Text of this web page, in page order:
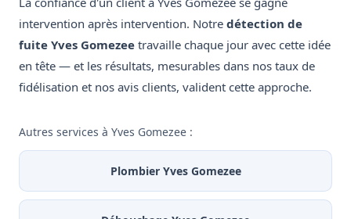
intervention après intervention. Notre détection de
fuite Yves Gomezee travaille chaque jour avec cette idée
en tête — et les résultats, mesurables dans nos taux de
fidélisation et nos avis clients, valident cette approche.
Autres services à Yves Gomezee :
Plombier Yves Gomezee